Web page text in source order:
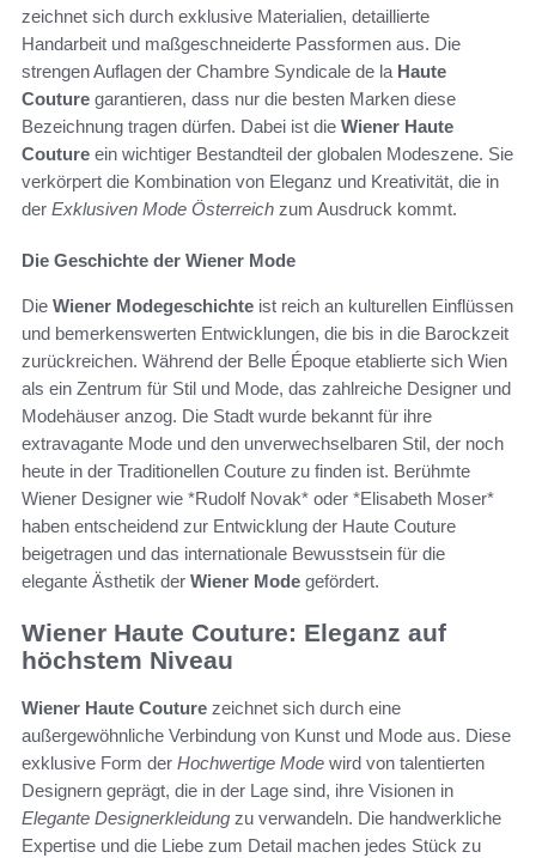
zeichnet sich durch exklusive Materialien, detaillierte
Handarbeit und maßgeschneiderte Passformen aus. Die
strengen Auflagen der Chambre Syndicale de la Haute
Couture garantieren, dass nur die besten Marken diese
Bezeichnung tragen dürfen. Dabei ist die Wiener Haute
Couture ein wichtiger Bestandteil der globalen Modeszene. Sie
verkörpert die Kombination von Eleganz und Kreativität, die in
der Exklusiven Mode Österreich zum Ausdruck kommt.
Die Geschichte der Wiener Mode
Die Wiener Modegeschichte ist reich an kulturellen Einflüssen
und bemerkenswerten Entwicklungen, die bis in die Barockzeit
zurückreichen. Während der Belle Époque etablierte sich Wien
als ein Zentrum für Stil und Mode, das zahlreiche Designer und
Modehäuser anzog. Die Stadt wurde bekannt für ihre
extravagante Mode und den unverwechselbaren Stil, der noch
heute in der Traditionellen Couture zu finden ist. Berühmte
Wiener Designer wie *Rudolf Novak* oder *Elisabeth Moser*
haben entscheidend zur Entwicklung der Haute Couture
beigetragen und das internationale Bewusstsein für die
elegante Ästhetik der Wiener Mode gefördert.
Wiener Haute Couture: Eleganz auf
höchstem Niveau
Wiener Haute Couture zeichnet sich durch eine
außergewöhnliche Verbindung von Kunst und Mode aus. Diese
exklusive Form der Hochwertige Mode wird von talentierten
Designern geprägt, die in der Lage sind, ihre Visionen in
Elegante Designerkleidung zu verwandeln. Die handwerkliche
Expertise und die Liebe zum Detail machen jedes Stück zu